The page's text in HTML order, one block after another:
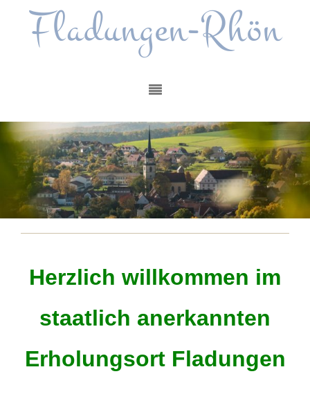
Fladungen-Rhön
Herzlich willkommen im
staatlich anerkannten
Erholungsort Fladungen